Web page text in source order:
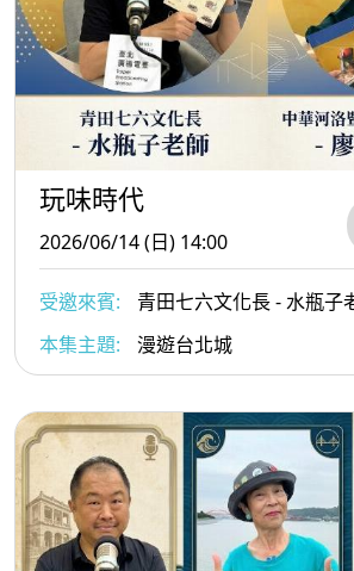
玩味時代
2026/06/14 (日) 14:00
受邀來賓:
青田七六文化長 - 水瓶子
暨開漳聖王文化研究會 - 廖三完秘書長
本集主題: 漫遊台北城